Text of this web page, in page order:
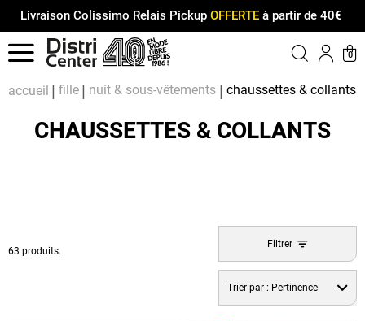
Livraison Colissimo Relais Pickup OFFERTEà partir de 40€
Menu
0
accueil fille nuit & sous-vêtements chaussettes & collants
CHAUSSETTES & COLLANTS
63 produits.
Filtrer
Trier par : Pertinence